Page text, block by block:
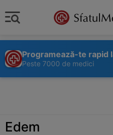
Programează-te rapid
Peste 7000 de medici
Edem